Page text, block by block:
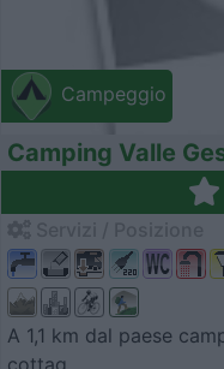
Campeggio
Camping Valle
A 1,1 km dal paese